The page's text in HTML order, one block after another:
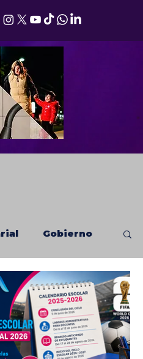
Gobierno